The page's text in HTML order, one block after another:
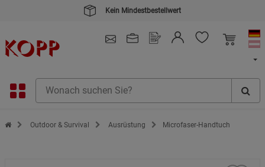
Kein Mindestbestellwert
Zur Startseite des Kopp Verlag Online-Shop
Outdoor & Survival Ausrüstung Microfaser-Handtuch